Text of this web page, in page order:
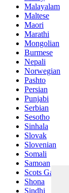
Malayalam
Maltese
Maori
Marathi
Mongolian
Burmese
Nepali
Norwegian
Pashto
Persian
Punjabi
Serbian
Sesotho
Sinhala
Slovak
Slovenian
Somali
Samoan
Scots Gaelic
Shona
Sindhi